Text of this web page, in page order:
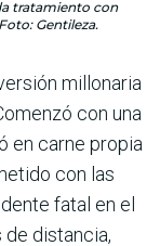
tratamiento con
Gentileza.
millonaria
con una
en carne propia
con las
fatal en el
distancia,